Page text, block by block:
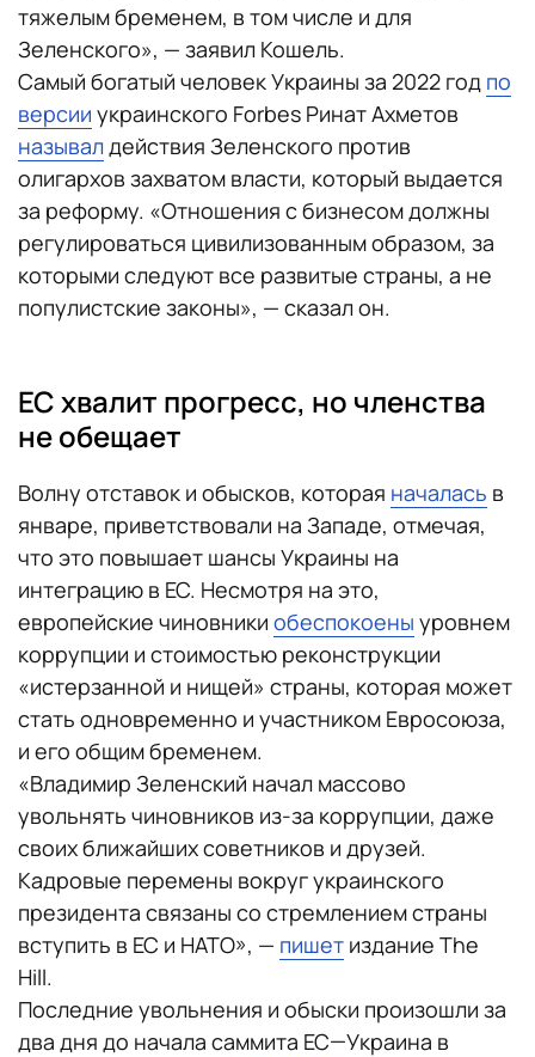
тяжелым бременем, в том числе и для
Зеленского», — заявил Кошель.
Самый богатый человек Украины за 2022 год по
версии украинского Forbes Ринат Ахметов
называл действия Зеленского против
олигархов захватом власти, который выдается
за реформу. «Отношения с бизнесом должны
регулироваться цивилизованным образом, за
которыми следуют все развитые страны, а не
популистские законы», — сказал он.
ЕС хвалит прогресс, но членства
не обещает
Волну отставок и обысков, которая началась в
январе, приветствовали на Западе, отмечая,
что это повышает шансы Украины на
интеграцию в ЕС. Несмотря на это,
европейские чиновники обеспокоены уровнем
коррупции и стоимостью реконструкции
«истерзанной и нищей» страны, которая может
стать одновременно и участником Евросоюза,
и его общим бременем.
«Владимир Зеленский начал массово
увольнять чиновников из-за коррупции, даже
своих ближайших советников и друзей.
Кадровые перемены вокруг украинского
президента связаны со стремлением страны
вступить в ЕС и НАТО», — пишет издание The
Hill.
Последние увольнения и обыски произошли за
два дня до начала саммита ЕС—Украина в